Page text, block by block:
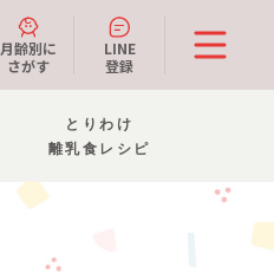
月齢別に
さがす
LINE
登録
とりわけ
離乳食レシピ